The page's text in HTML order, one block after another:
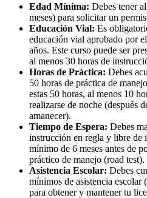
Edad Mínima: Debes tener
meses) para solicitar un
Educación Vial: Es
educación vial aprobado por
años. Este curso puede ser
al menos 30 horas de
Horas de Práctica: Debes
50 horas de práctica de
estas 50 horas, al menos 10
realizarse de noche (después
amanecer).
Tiempo de Espera: Debes
instrucción en regla y libre de
mínimo de 6 meses antes de
práctico de manejo (road test).
Asistencia Escolar: Debes
mínimos de asistencia
para obtener y mantener tu